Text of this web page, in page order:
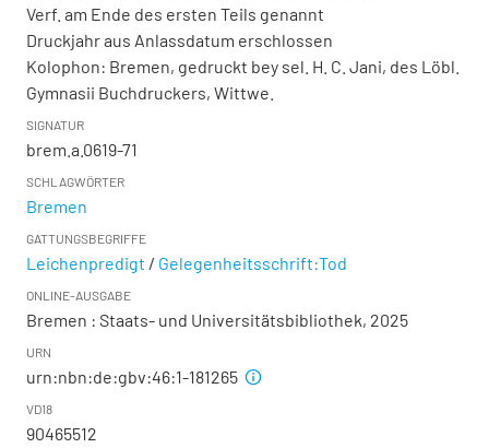
Verf. am Ende des ersten Teils genannt
Druckjahr aus Anlassdatum erschlossen
Kolophon: Bremen, gedruckt bey sel. H. C. Jani, des Löbl.
Gymnasii Buchdruckers, Wittwe.
SIGNATUR
brem.a.0619-71
SCHLAGWÖRTER
Bremen
GATTUNGSBEGRIFFE
Leichenpredigt / Gelegenheitsschrift:Tod
ONLINE-AUSGABE
Bremen : Staats- und Universitätsbibliothek, 2025
URN
urn:nbn:de:gbv:46:1-181265
VD18
90465512